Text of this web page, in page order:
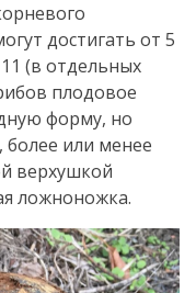
достигать от 5
(в отдельных
плодовое
форму, но
более или менее
верхушкой
ложноножка.